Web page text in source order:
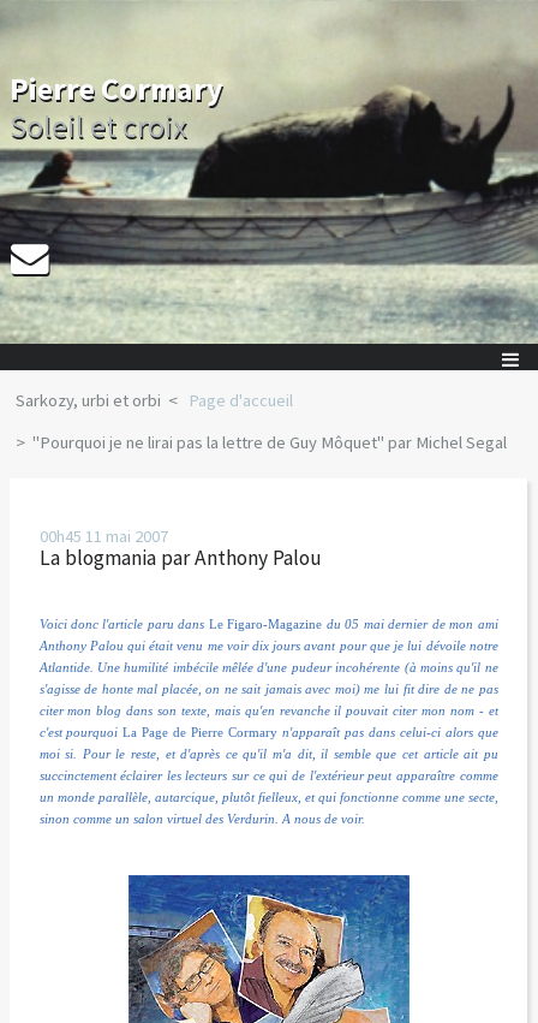
Pierre Cormary
Soleil et croix
Sarkozy, urbi et orbi
Page d'accueil
"Pourquoi je ne lirai pas la lettre de Guy Môquet" par Michel Segal
00h45 11 mai 2007
La blogmania par Anthony Palou
Voici donc l'article paru dans Le Figaro-Magazine du 05 mai dernier de mon ami
Anthony Palou qui était venu me voir dix jours avant pour que je lui dévoile notre
Atlantide. Une humilité imbécile mêlée d'une pudeur incohérente (à moins qu'il ne
s'agisse de honte mal placée, on ne sait jamais avec moi) me lui fit dire de ne pas
citer mon blog dans son texte, mais qu'en revanche il pouvait citer mon nom - et
c'est pourquoi La Page de Pierre Cormaryn'apparaît pas dans celui-ci alors que
moi si.
Pour le reste, et d'après ce qu'il m'a dit, il semble que cet article ait pu
succinctement éclairer les lecteurs sur ce qui de l'extérieur peut apparaître comme
un monde parallèle, autarcique, plutôt fielleux, et qui fonctionne comme une secte,
sinon comme un salon virtuel des Verdurin. A nous de voir.